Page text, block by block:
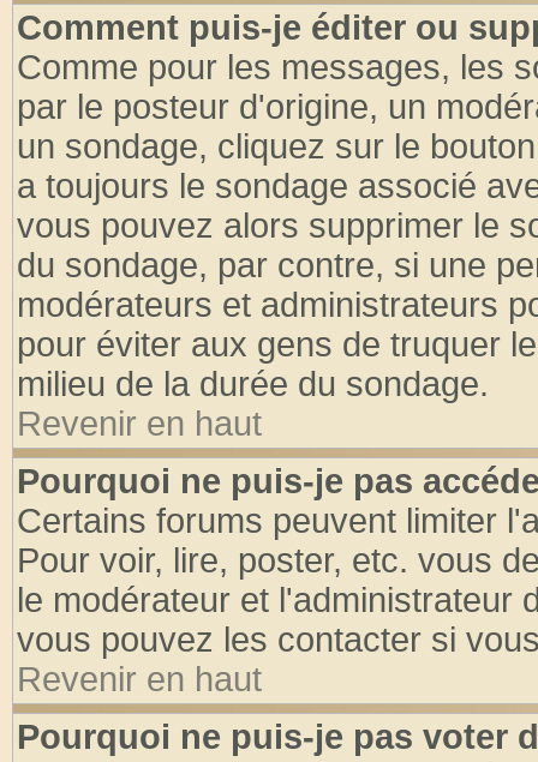
Comment puis-je éditer ou
Comme pour les messages, les
par le posteur d'origine, un
un sondage, cliquez sur le
a toujours le sondage associé
vous pouvez alors supprimer le
du sondage, par contre, si une
modérateurs et administrateurs
pour éviter aux gens de truquer
milieu de la durée du sondage.
Revenir en haut
Pourquoi ne puis-je pas
Certains forums peuvent limiter
Pour voir, lire, poster, etc. vous
le modérateur et l'administrateur
vous pouvez les contacter si
Revenir en haut
Pourquoi ne puis-je pas voter